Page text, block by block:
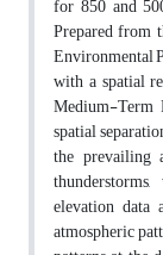
for 850 and
Prepared from
Environmental
with a spatial
Medium-Term
spatial
the prevailing
elevation
atmospheric